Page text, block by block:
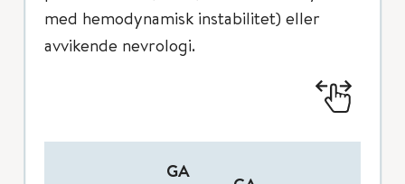
med hemodynamisk instabilitet) eller
avvikende nevrologi.
GA